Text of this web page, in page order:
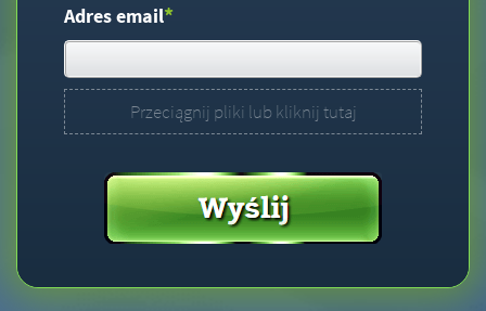
Adres email*
Przeciągnij pliki lub kliknij tutaj